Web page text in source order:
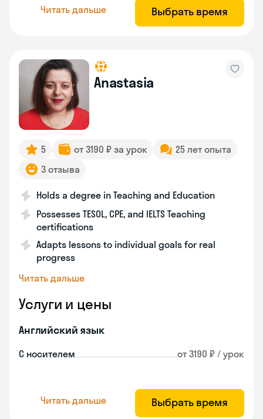
Читать дальше Выбрать время
Anastasia
5 от 3190 ₽ за урок
25 лет опыта
3 отзыва
Holds a degree in Teaching and Education
Possesses TESOL, CPE, and IELTS Teaching
certifications
Adapts lessons to individual goals for real
progress
Читать дальше
Услуги и цены
Английский язык
С носителем от 3190 ₽ / урок
Читать дальше Выбрать время